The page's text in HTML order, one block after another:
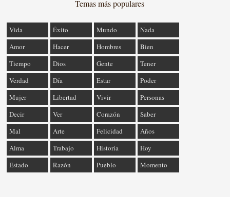
Temas más populares
Vida Éxito Mundo
Nada
Amor
Hacer Hombres
Bien
Tiempo
Dios Gente
Tener
Verdad
Día Estar
Poder
Mujer
Libertad Vivir
Personas
Decir
Ver Corazón
Saber
Mal
Arte Felicidad
Años
Alma
Trabajo Historia
Hoy
Estado
Razón Pueblo Momento